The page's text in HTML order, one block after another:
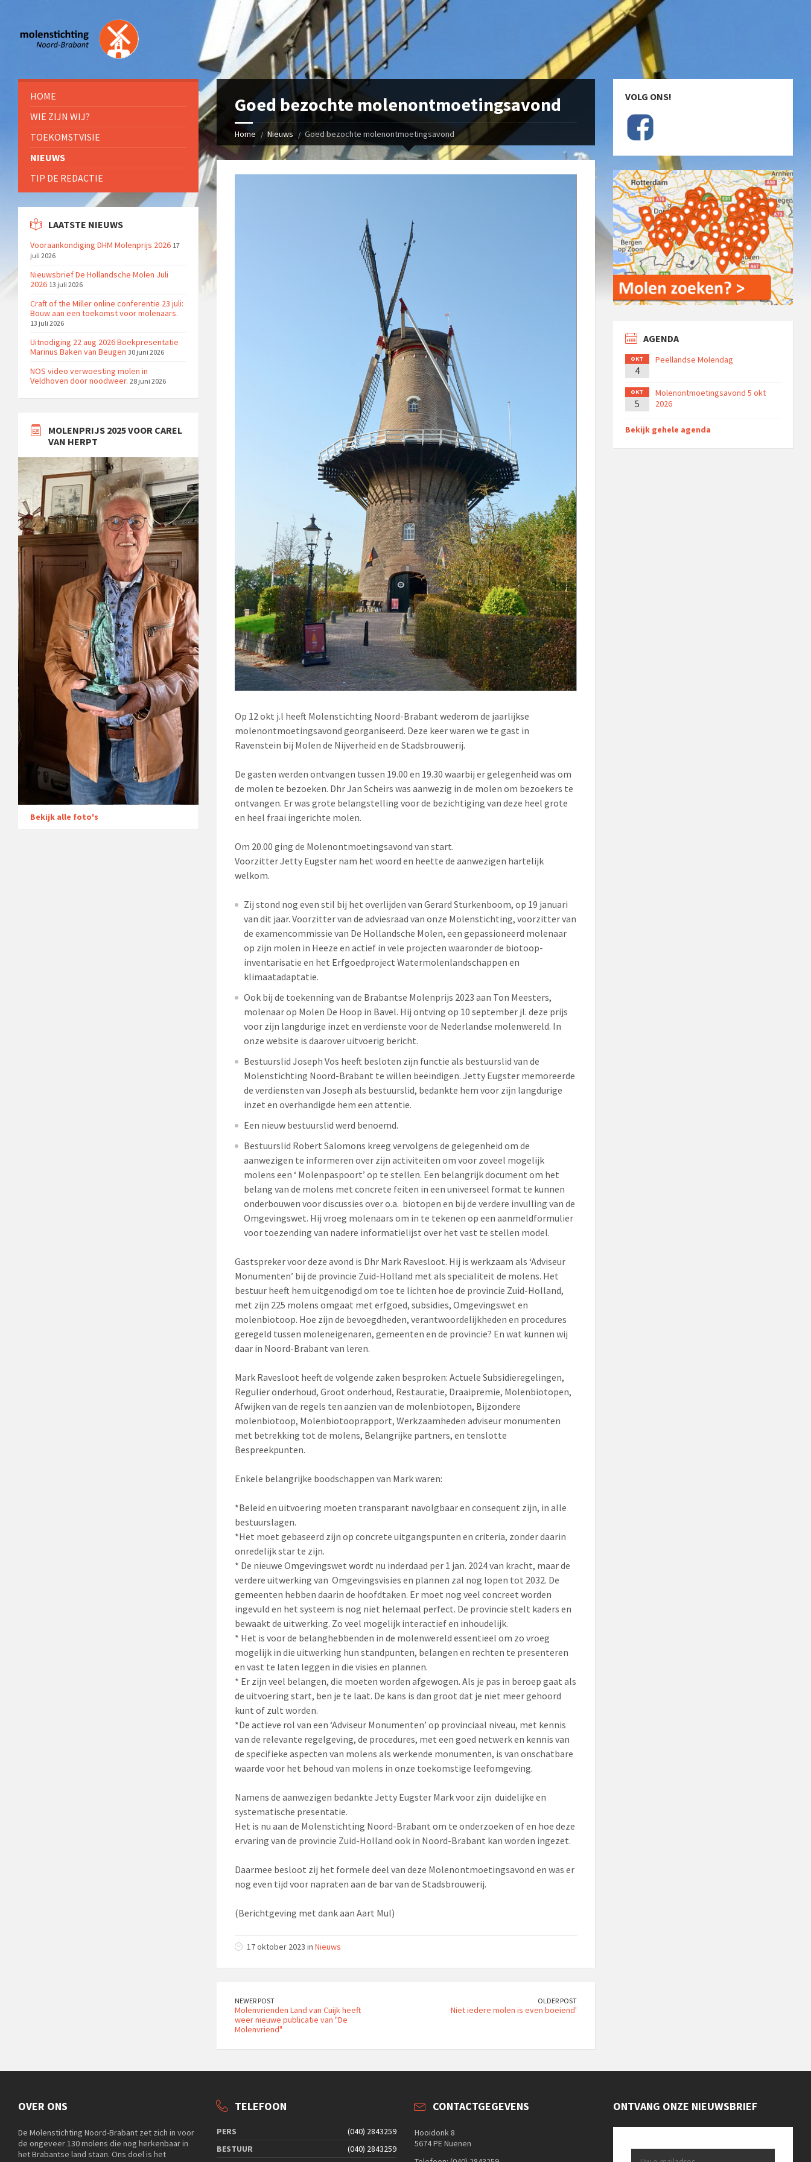
Goed bezochte molenontmoetingsavond
Home Nieuws Goed bezochte molenontmoetingsavond
Op 12 okt j.l heeft Molenstichting Noord-Brabant wederom de jaarlijkse
molenontmoetingsavond georganiseerd. Deze keer waren we te gast in
Ravenstein bij Molen de Nijverheid en de Stadsbrouwerij.
De gasten werden ontvangen tussen 19.00 en 19.30 waarbij er gelegenheid was om
de molen te bezoeken. Dhr Jan Scheirs was aanwezig in de molen om bezoekers te
ontvangen. Er was grote belangstelling voor de bezichtiging van deze heel grote
en heel fraai ingerichte molen.
Om 20.00 ging de Molenontmoetingsavond van start.
Voorzitter Jetty Eugster nam het woord en heette de aanwezigen hartelijk
welkom.
Zij stond nog even stil bij het overlijden van Gerard Sturkenboom, op 19 januari
van dit jaar. Voorzitter van de adviesraad van onze Molenstichting, voorzitter van
de examencommissie van De Hollandsche Molen, een gepassioneerd molenaar
op zijn molen in Heeze en actief in vele projecten waaronder de biotoop-
inventarisatie en het Erfgoedproject Watermolenlandschappen en
klimaatadaptatie.
Ook bij de toekenning van de Brabantse Molenprijs 2023 aan Ton Meesters,
molenaar op Molen De Hoop in Bavel. Hij ontving op 10 september jl. deze prijs
voor zijn langdurige inzet en verdienste voor de Nederlandse molenwereld. In
onze website is daarover uitvoerig bericht.
Bestuurslid Joseph Vos heeft besloten zijn functie als bestuurslid van de
Molenstichting Noord-Brabant te willen beëindigen. Jetty Eugster memoreerde
de verdiensten van Joseph als bestuurslid, bedankte hem voor zijn langdurige
inzet en overhandigde hem een attentie.
Een nieuw bestuurslid werd benoemd.
Bestuurslid Robert Salomons kreeg vervolgens de gelegenheid om de
aanwezigen te informeren over zijn activiteiten om voor zoveel mogelijk
molens een ‘ Molenpaspoort’ op te stellen. Een belangrijk document om het
belang van de molens met concrete feiten in een universeel format te kunnen
onderbouwen voor discussies over o.a. biotopen en bij de verdere invulling van de
Omgevingswet. Hij vroeg molenaars om in te tekenen op een aanmeldformulier
voor toezending van nadere informatielijst over het vast te stellen model.
Gastspreker voor deze avond is Dhr Mark Ravesloot. Hij is werkzaam als ‘Adviseur
Monumenten’ bij de provincie Zuid-Holland met als specialiteit de molens. Het
bestuur heeft hem uitgenodigd om toe te lichten hoe de provincie Zuid-Holland,
met zijn 225 molens omgaat met erfgoed, subsidies, Omgevingswet en
molenbiotoop. Hoe zijn de bevoegdheden, verantwoordelijkheden en procedures
geregeld tussen moleneigenaren, gemeenten en de provincie? En wat kunnen wij
daar in Noord-Brabant van leren.
Mark Ravesloot heeft de volgende zaken besproken: Actuele Subsidieregelingen,
Regulier onderhoud, Groot onderhoud, Restauratie, Draaipremie, Molenbiotopen,
Afwijken van de regels ten aanzien van de molenbiotopen, Bijzondere
molenbiotoop, Molenbiotooprapport, Werkzaamheden adviseur monumenten
met betrekking tot de molens, Belangrijke partners, en tenslotte
Bespreekpunten.
Enkele belangrijke boodschappen van Mark waren:
*Beleid en uitvoering moeten transparant navolgbaar en consequent zijn, in alle
bestuurslagen.
*Het moet gebaseerd zijn op concrete uitgangspunten en criteria, zonder daarin
onredelijk star te zijn.
* De nieuwe Omgevingswet wordt nu inderdaad per 1 jan. 2024 van kracht, maar de
verdere uitwerking van Omgevingsvisies en plannen zal nog lopen tot 2032. De
gemeenten hebben daarin de hoofdtaken. Er moet nog veel concreet worden
ingevuld en het systeem is nog niet helemaal perfect. De provincie stelt kaders en
bewaakt de uitwerking. Zo veel mogelijk interactief en inhoudelijk.
* Het is voor de belanghebbenden in de molenwereld essentieel om zo vroeg
mogelijk in die uitwerking hun standpunten, belangen en rechten te presenteren
en vast te laten leggen in die visies en plannen.
* Er zijn veel belangen, die moeten worden afgewogen. Als je pas in beroep gaat als
de uitvoering start, ben je te laat. De kans is dan groot dat je niet meer gehoord
kunt of zult worden.
*De actieve rol van een ‘Adviseur Monumenten’ op provinciaal niveau, met kennis
van de relevante regelgeving, de procedures, met een goed netwerk en kennis van
de specifieke aspecten van molens als werkende monumenten, is van onschatbare
waarde voor het behoud van molens in onze toekomstige leefomgeving.
Namens de aanwezigen bedankte Jetty Eugster Mark voor zijn duidelijke en
systematische presentatie.
Het is nu aan de Molenstichting Noord-Brabant om te onderzoeken of en hoe deze
ervaring van de provincie Zuid-Holland ook in Noord-Brabant kan worden ingezet.
Daarmee besloot zij het formele deel van deze Molenontmoetingsavond en was er
nog even tijd voor napraten aan de bar van de Stadsbrouwerij.
(Berichtgeving met dank aan Aart Mul)
17 oktober 2023 in Nieuws
NEWER POST
Molenvrienden Land van Cuijk heeft
weer nieuwe publicatie van "De
Molenvriend"
OLDER POST
Niet iedere molen is even boeiend'
HOME
WIE ZIJN WIJ?
TOEKOMSTVISIE
NIEUWS
TIP DE REDACTIE
LAATSTE NIEUWS
Vooraankondiging DHM Molenprijs 2026 17
juli 2026
Nieuwsbrief De Hollandsche Molen Juli
2026 13 juli 2026
Craft of the Miller online conferentie 23 juli:
Bouw aan een toekomst voor molenaars.
13 juli 2026
Uitnodiging 22 aug 2026 Boekpresentatie
Marinus Baken van Beugen 30 juni 2026
NOS video verwoesting molen in
Veldhoven door noodweer. 28 juni 2026
MOLENPRIJS 2025 VOOR CAREL
VAN HERPT
Bekijk alle foto's
VOLG ONS!
AGENDA
OKT
4
Peellandse Molendag
OKT
5
Molenontmoetingsavond 5 okt
2026
Bekijk gehele agenda
OVER ONS
De Molenstichting Noord-Brabant zet zich in voor
de ongeveer 130 molens die nog herkenbaar in
het Brabantse land staan. Ons doel is het
TELEFOON
PERS
(040) 2843259
BESTUUR
(040) 2843259
CONTACTGEGEVENS
Hooidonk 8
5674 PE Nuenen
ONTVANG ONZE NIEUWSBRIEF